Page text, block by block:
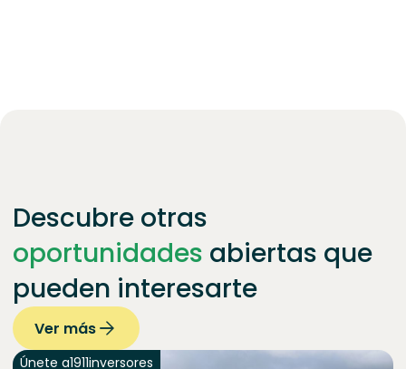
Descubre otras
oportunidades abiertas que
pueden interesarte
Ver más
Únete a1911inversores